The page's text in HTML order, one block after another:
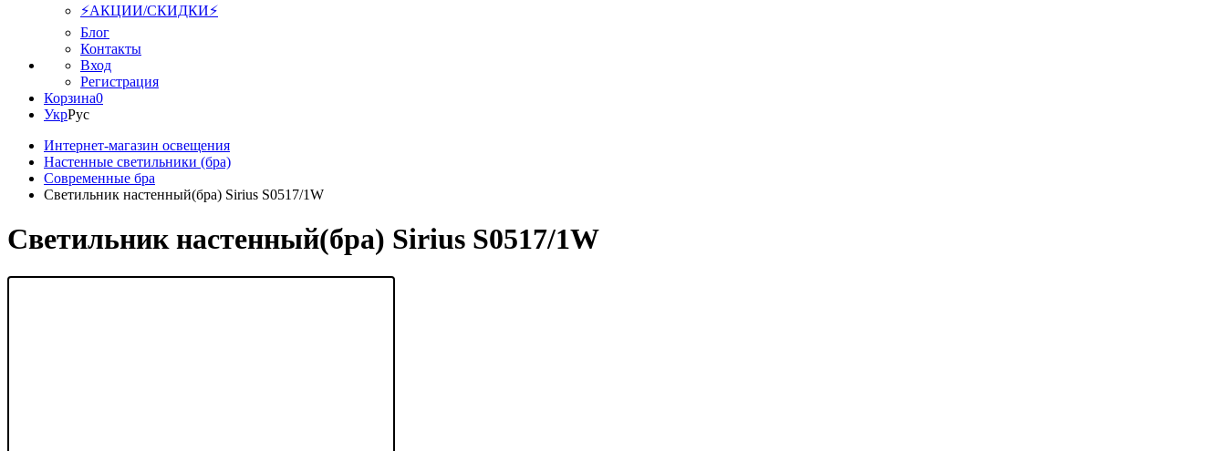
⚡АКЦИИ/СКИДКИ⚡
Блог
Контакты
Вход
Регистрация
Корзина0
УкрРус
Интернет-магазин освещения
Настенные светильники (бра)
Современные бра
Светильник настенный(бра) Sirius S0517/1W
Светильник настенный(бра) Sirius S0517/1W